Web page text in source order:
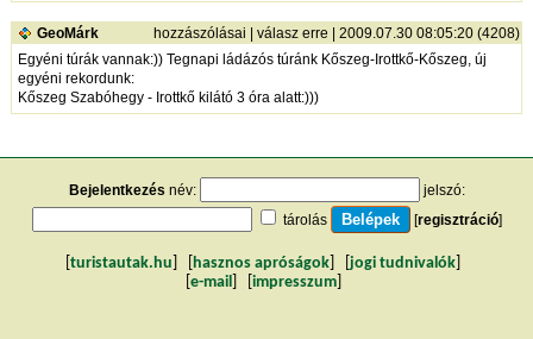
GeoMárk hozzászólásai | válasz erre | 2009.07.30 08:05:20 (4208)
Egyéni túrák vannak:)) Tegnapi ládázós túránk Kőszeg-Irottkő-Kőszeg, új
egyéni rekordunk:
Kőszeg Szabóhegy - Irottkő kilátó 3 óra alatt:)))
Bejelentkezés név:
jelszó:
tárolás
[regisztráció]
turistautak.hu hasznos apróságok jogi tudnivalók
e-mail impresszum]